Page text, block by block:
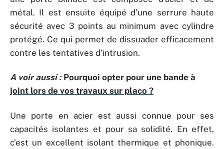
métal. Il est ensuite équipé d’une serrure haute
sécurité avec 3 points au minimum avec cylindre
protégé. Ce qui permet de dissuader efficacement
contre les tentatives d’intrusion.
A voir aussi : Pourquoi opter pour une bande à
joint lors de vos travaux sur placo ?
Une porte en acier est aussi connue pour ses
capacités isolantes et pour sa solidité. En effet,
c’est un excellent isolant thermique et phonique.